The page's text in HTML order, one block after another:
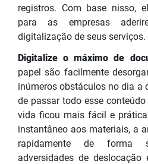
registros. Com base nisso,
para as empresas
digitalização de seus serviços.
Digitalize o máximo de
papel são facilmente
inúmeros obstáculos no dia a
de passar todo esse
vida ficou mais fácil e
instantâneo aos materiais, a
rapidamente de forma
adversidades de